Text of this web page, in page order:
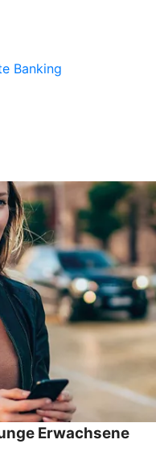
Banking
Erwachsene